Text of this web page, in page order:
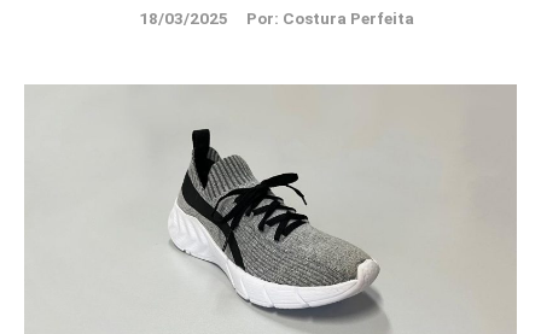
18/03/2025 Por: Costura Perfeita